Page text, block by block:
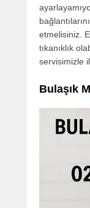
etmelisiniz.
tıkanıklık
servisimizle
Bulaşık